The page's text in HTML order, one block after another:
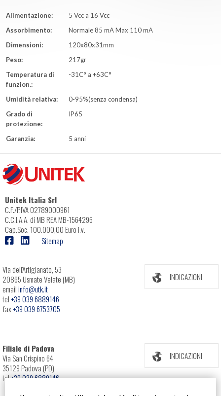
Alimentazione:
5 Vcc a 16 Vcc
Assorbimento:
Normale 85 mA Max 110 mA
Dimensioni:
120x80x31mm
Peso:
217gr
Temperatura di
funzion.:
-31C° a +63C°
Umidità relativa:
0-95%(senza condensa)
Grado di
protezione:
IP65
Garanzia: 5 anni
Unitek Italia Srl
C.F./P.IVA 02789000961
C.C.I.A.A. di MB REA MB-1564296
Cap.Soc. 100.000,00 Euro i.v.
Sitemap
Via dell'Artigianato, 53
20865 Usmate Velate (MB)
emailinfo@utk.it
tel+39 039 6889146
fax+39 039 6753705
INDICAZIONI
Filiale di Padova
Via San Crispino 64
35129 Padova (PD)
tel+39 039 6889146
INDICAZIONI